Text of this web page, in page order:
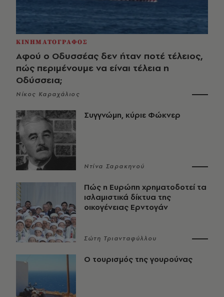
ΚΙΝΗΜΑΤΟΓΡΑΦΟΣ
Αφού ο Οδυσσέας δεν ήταν ποτέ τέλειος,
πώς περιμένουμε να είναι τέλεια η
Οδύσσεια;
Νίκος Καραχάλιος
Συγγνώμη, κύριε Φώκνερ
Ντίνα Σαρακηνού
Πώς η Ευρώπη χρηματοδοτεί τα
ισλαμιστικά δίκτυα της
οικογένειας Ερντογάν
Σώτη Τριανταφύλλου
Ο τουρισμός της γουρούνας